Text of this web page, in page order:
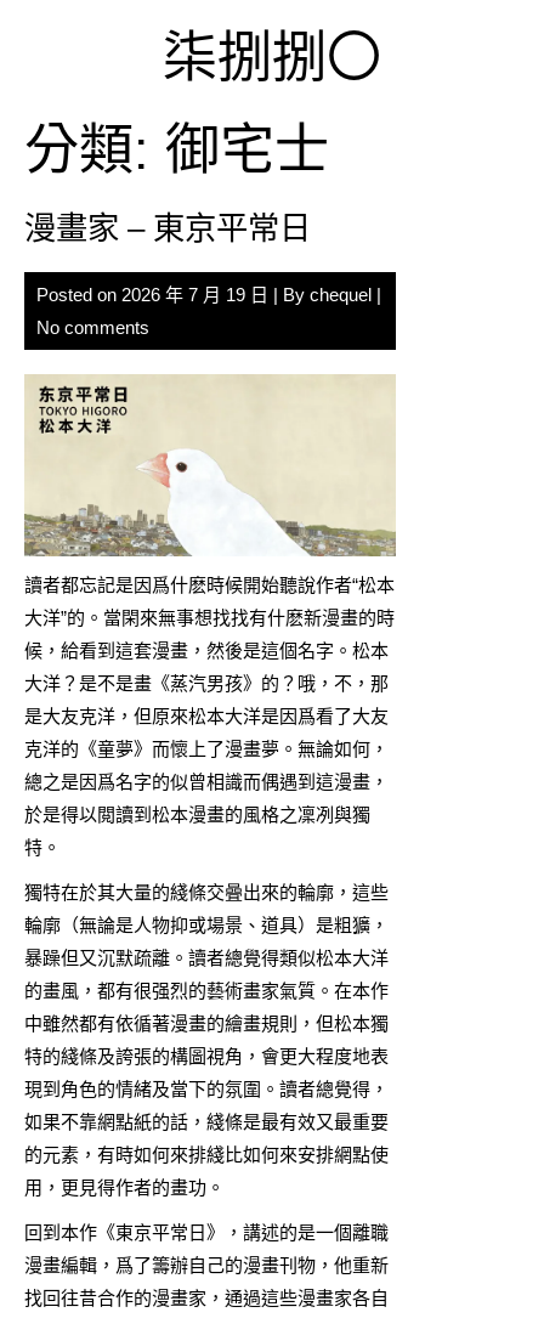
柒捌捌〇
分類: 御宅士
漫畫家 – 東京平常日
Posted on 2026 年 7 月 19 日 | By chequel |
No comments
讀者都忘記是因爲什麽時候開始聽說作者“松本
大洋”的。當閑來無事想找找有什麽新漫畫的時
候，給看到這套漫畫，然後是這個名字。松本
大洋？是不是畫《蒸汽男孩》的？哦，不，那
是大友克洋，但原來松本大洋是因爲看了大友
克洋的《童夢》而懷上了漫畫夢。無論如何，
總之是因爲名字的似曾相識而偶遇到這漫畫，
於是得以閲讀到松本漫畫的風格之凜冽與獨
特。
獨特在於其大量的綫條交曡出來的輪廓，這些
輪廓（無論是人物抑或場景、道具）是粗獷，
暴躁但又沉默疏離。讀者總覺得類似松本大洋
的畫風，都有很强烈的藝術畫家氣質。在本作
中雖然都有依循著漫畫的繪畫規則，但松本獨
特的綫條及誇張的構圖視角，會更大程度地表
現到角色的情緒及當下的氛圍。讀者總覺得，
如果不靠網點紙的話，綫條是最有效又最重要
的元素，有時如何來排綫比如何來安排網點使
用，更見得作者的畫功。
回到本作《東京平常日》，講述的是一個離職
漫畫編輯，爲了籌辦自己的漫畫刊物，他重新
找回往昔合作的漫畫家，通過這些漫畫家各自